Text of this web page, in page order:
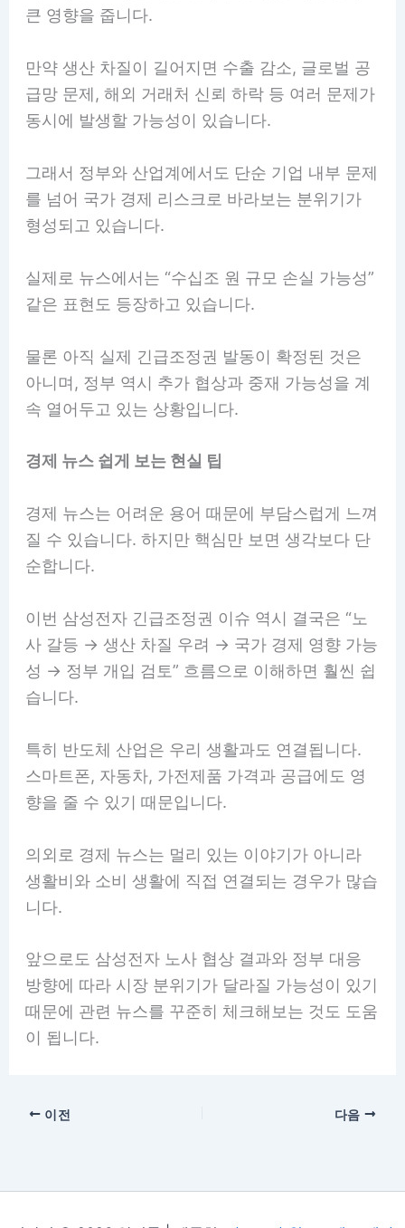
큰 영향을 줍니다.
만약 생산 차질이 길어지면 수출 감소, 글로벌 공
급망 문제, 해외 거래처 신뢰 하락 등 여러 문제가
동시에 발생할 가능성이 있습니다.
그래서 정부와 산업계에서도 단순 기업 내부 문제
를 넘어 국가 경제 리스크로 바라보는 분위기가
형성되고 있습니다.
실제로 뉴스에서는 “수십조 원 규모 손실 가능성”
같은 표현도 등장하고 있습니다.
물론 아직 실제 긴급조정권 발동이 확정된 것은
아니며, 정부 역시 추가 협상과 중재 가능성을 계
속 열어두고 있는 상황입니다.
경제 뉴스 쉽게 보는 현실 팁
경제 뉴스는 어려운 용어 때문에 부담스럽게 느껴
질 수 있습니다. 하지만 핵심만 보면 생각보다 단
순합니다.
이번 삼성전자 긴급조정권 이슈 역시 결국은 “노
사 갈등 → 생산 차질 우려 → 국가 경제 영향 가능
성 → 정부 개입 검토” 흐름으로 이해하면 훨씬 쉽
습니다.
특히 반도체 산업은 우리 생활과도 연결됩니다.
스마트폰, 자동차, 가전제품 가격과 공급에도 영
향을 줄 수 있기 때문입니다.
의외로 경제 뉴스는 멀리 있는 이야기가 아니라
생활비와 소비 생활에 직접 연결되는 경우가 많습
니다.
앞으로도 삼성전자 노사 협상 결과와 정부 대응
방향에 따라 시장 분위기가 달라질 가능성이 있기
때문에 관련 뉴스를 꾸준히 체크해보는 것도 도움
이 됩니다.
이전 다음